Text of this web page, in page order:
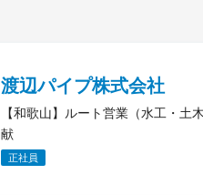
渡辺パイプ株式会社
【和歌山】ルート営業（水工・
献
正社員